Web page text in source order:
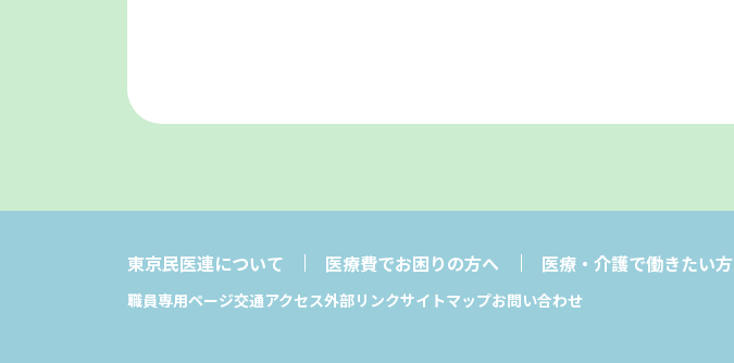
東京民医連について 医療費でお困りの方へ 医療・介護で働きたい方
職員専用ページ交通アクセス外部リンクサイトマップお問い合わせ